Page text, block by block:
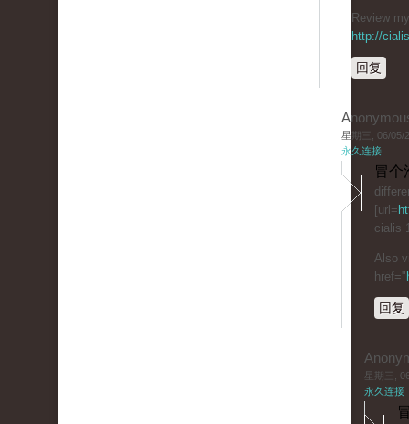
Review
http://
回复
星期三, 06/05/
永久连接
冒个
[url=
cialis
Also
href="
回复
星期三,
永久连接